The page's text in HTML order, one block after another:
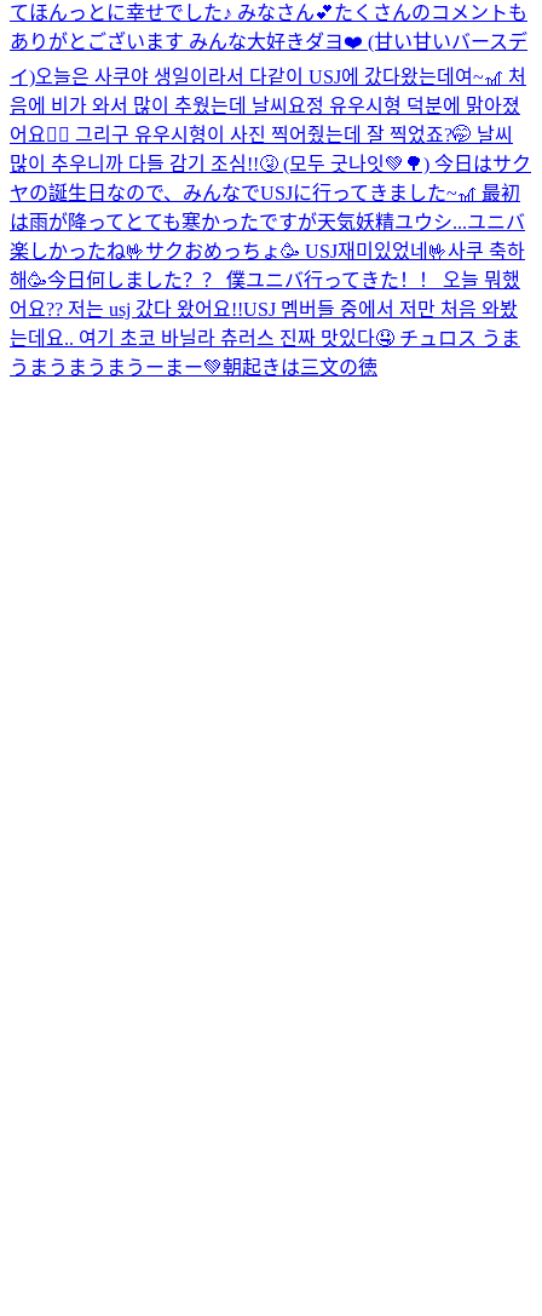
てほんっとに幸せでした♪ みなさん💕たくさんのコメントも
ありがとございます みんな大好きダヨ❤️ (甘い甘いバースデ
イ)오늘은 사쿠야 생일이라서 다같이 USJ에 갔다왔는데여~🎢 처
음에 비가 와서 많이 추웠는데 날씨요정 유우시형 덕분에 맑아졌
어요🧚‍♂️ 그리구 유우시형이 사진 찍어줬는데 잘 찍었죠?🤭 날씨
많이 추우니까 다들 감기 조심!!🤧 (모두 굿나잇💚🌳) 今日はサク
ヤの誕生日なので、みんなでUSJに行ってきました~🎢 最初
は雨が降ってとても寒かったですが天気妖精ユウシ...ユニバ
楽しかったね🤟サクおめっちょ🥳 USJ재미있었네🤟사쿠 축하
해🥳今日何しました？？ 僕ユニバ行ってきた！！ 오늘 뭐했
어요?? 저는 usj 갔다 왔어요!!USJ 멤버들 중에서 저만 처음 와봤
는데요.. 여기 초코 바닐라 츄러스 진짜 맛있다🤤 チュロス うま
うまうまうまうーまー💚朝起きは三文の徳